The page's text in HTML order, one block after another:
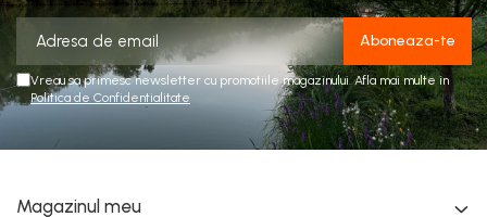
Vreau sa primesc newsletter cu promotiile magazinului. Afla mai multe in
Politica de Confidentialitate
Magazinul meu